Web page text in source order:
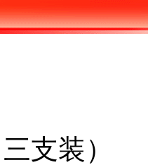
支装）